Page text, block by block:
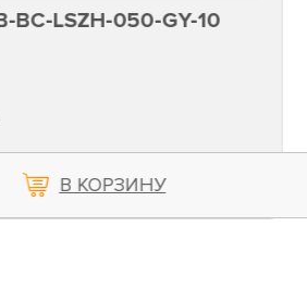
BC-LSZH-050-GY-10
В КОРЗИНУ